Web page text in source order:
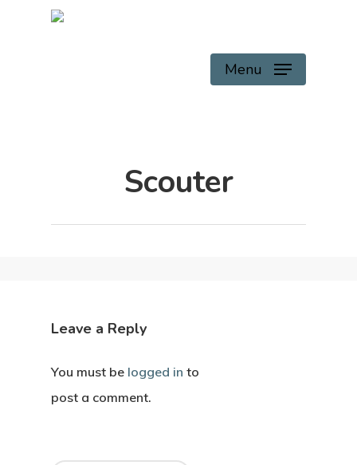
Menu
Scouter
Leave a Reply
You must be logged in to
post a comment.